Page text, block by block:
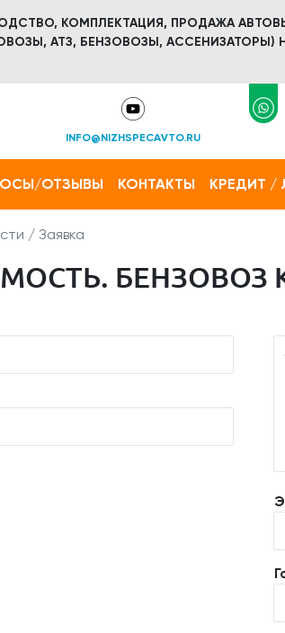
КОМПЛЕКТАЦИЯ, ПРОДАЖА
АТЗ, БЕНЗОВОЗЫ, АССЕНИЗАТОРЫ)
INFO@NIZHSPECAVTO.RU
ОТЗЫВЫ КОНТАКТЫ КРЕДИТ /
/ Заявка
БЕНЗОВОЗ